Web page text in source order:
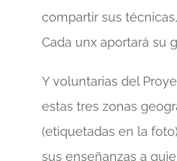
compartir sus
Cada unx aportará su
Y voluntarias del
estas tres zonas
(etiquetadas en la
sus enseñanzas a